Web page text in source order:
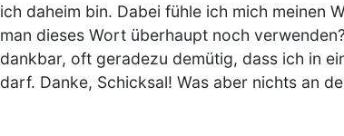
ich daheim bin. Dabei fühle ich mich meinen
man dieses Wort überhaupt noch
dankbar, oft geradezu demütig, dass ich in
darf. Danke, Schicksal! Was aber nichts an